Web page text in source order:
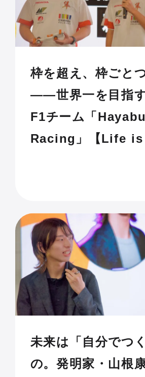
枠を超え、枠ごと
——世界一を目指
F1チーム「
Racing」【Life
未来は「自分でつ
の。発明家・山根